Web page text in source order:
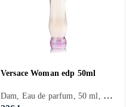
Versace Woman edp 50ml
Dam, Eau de parfum, 50 ml, Mysk, Cederträ, Mandarin, Lotus, Lilja, Ros, Bergamott, Trä, Gardenia, Läder, Jasmin, Ambra, Plommon, Hallon